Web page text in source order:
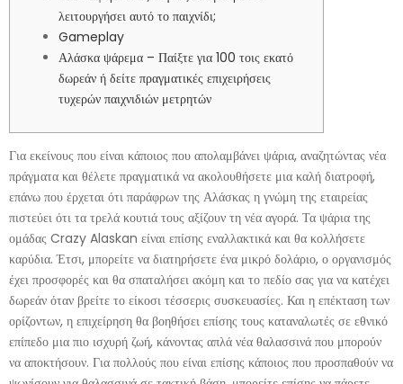
λειτουργήσει αυτό το παιχνίδι;
Gameplay
Αλάσκα ψάρεμα – Παίξτε για 100 τοις εκατό
δωρεάν ή δείτε πραγματικές επιχειρήσεις
τυχερών παιχνιδιών μετρητών
Για εκείνους που είναι κάποιος που απολαμβάνει ψάρια, αναζητώντας νέα
πράγματα και θέλετε πραγματικά να ακολουθήσετε μια καλή διατροφή,
επάνω που έρχεται ότι παράφρων της Αλάσκας η γνώμη της εταιρείας
πιστεύει ότι τα τρελά κουτιά τους αξίζουν τη νέα αγορά. Τα ψάρια της
ομάδας Crazy Alaskan είναι επίσης εναλλακτικά και θα κολλήσετε
καρύδια.Έτσι, μπορείτε να διατηρήσετε ένα μικρό δολάριο, ο οργανισμός
έχει προσφορές και θα σπαταλήσει ακόμη και το πεδίο σας για να κατέχει
δωρεάν όταν βρείτε το είκοσι τέσσερις συσκευασίες. Και η επέκταση των
ορίζοντων, η επιχείρηση θα βοηθήσει επίσης τους καταναλωτές σε εθνικό
επίπεδο μια πιο ισχυρή ζωή, κάνοντας απλά νέα θαλασσινά που μπορούν
να αποκτήσουν. Για πολλούς που είναι επίσης κάποιος που προσπαθούν να